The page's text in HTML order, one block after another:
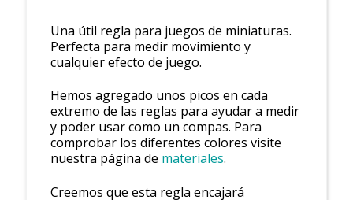
Una útil regla para juegos de miniaturas.
Perfecta para medir movimiento y
cualquier efecto de juego.
Hemos agregado unos picos en cada
extremo de las reglas para ayudar a medir
y poder usar como un compas. Para
comprobar los diferentes colores visite
nuestra página de materiales.
Creemos que esta regla encajará